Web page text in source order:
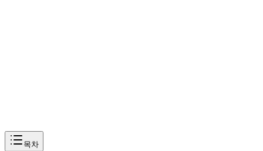
목차